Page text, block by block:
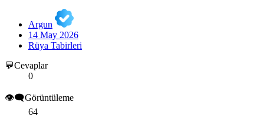
Argun
14 May 2026
Rüya Tabirleri
💬Cevaplar
0
👁️‍🗨️Görüntüleme
64